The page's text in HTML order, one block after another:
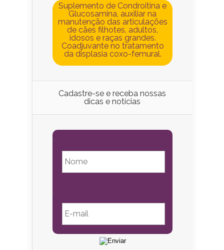
Suplemento de Condroitina e
Glucosamina, auxiliar na
manutenção das articulações
de cães filhotes, adultos,
idosos e raças grandes.
Coadjuvante no tratamento
da displasia coxo-femural.
Cadastre-se e receba nossas
dicas e notícias